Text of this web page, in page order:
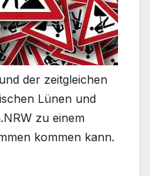
der zeitgleichen
Lünen und
zu einem
kommen kann.